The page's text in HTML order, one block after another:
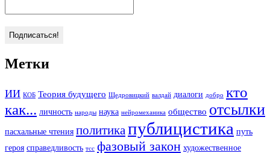
Метки
ИИ КОБ Теория будущего Щедровицкий валдай диалоги добро кто
как... личность народы наука нейромеханика общество отсылки
пасхальные чтения политикапублицистика путь
героя справедливость тсс фазовый закон художественное